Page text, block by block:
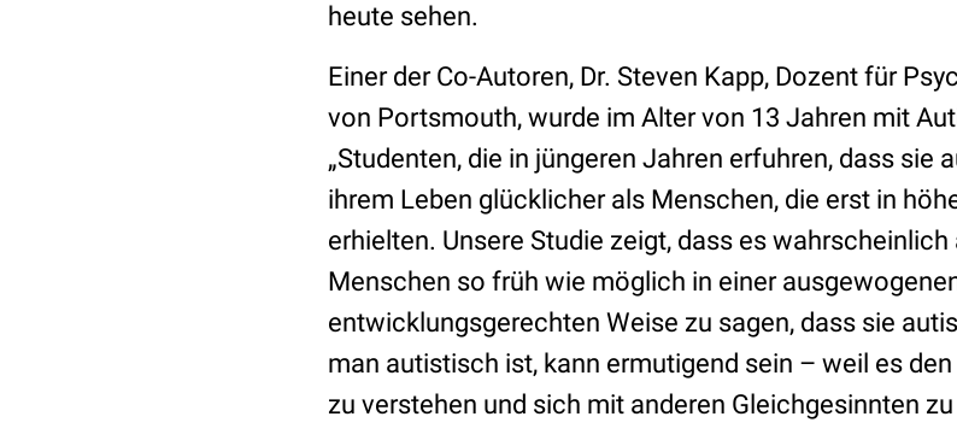
heute sehen.
Einer der Co-Autoren, Dr. Steven Kapp, Dozent für
von Portsmouth, wurde im Alter von 13 Jahren mit
„Studenten, die in jüngeren Jahren erfuhren, dass sie
ihrem Leben glücklicher als Menschen, die erst in
erhielten. Unsere Studie zeigt, dass es wahrscheinlich
Menschen so früh wie möglich in einer
entwicklungsgerechten Weise zu sagen, dass sie
man autistisch ist, kann ermutigend sein – weil es
zu verstehen und sich mit anderen Gleichgesinnten zu